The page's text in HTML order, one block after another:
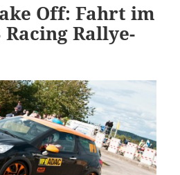
Off: Fahrt im
Rallye-